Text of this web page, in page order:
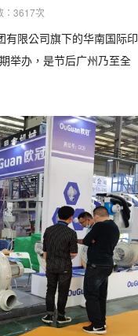
：3617次
有限公司旗下的华南国际印
举办，是节后广州乃至全